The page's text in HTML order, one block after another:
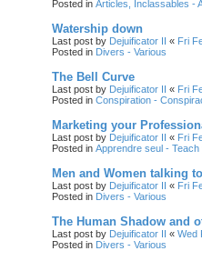
Posted in Articles, Inclassables -
Watership down
Last post by Dejuificator II « Fri
Posted in Divers - Various
The Bell Curve
Last post by Dejuificator II « Fri
Posted in Conspiration -
Marketing your
Last post by Dejuificator II « Fri
Posted in Apprendre seul -
Men and Women talking
Last post by Dejuificator II « Fri
Posted in Divers - Various
The Human Shadow and
Last post by Dejuificator II « Wed
Posted in Divers - Various